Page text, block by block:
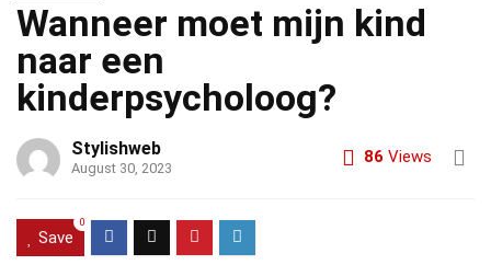
Wanneer moet mijn kind
naar een
kinderpsycholoog?
Stylishweb
August 30, 2023
86 Views
Save
0